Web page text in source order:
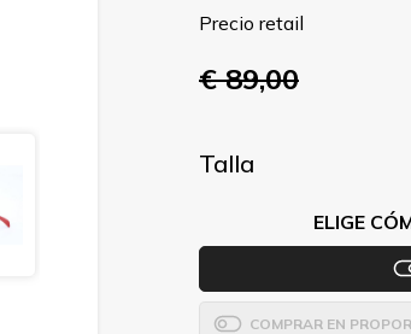
Precio retail
€ 89,00
Talla
ELIGE
COMPRAR EN